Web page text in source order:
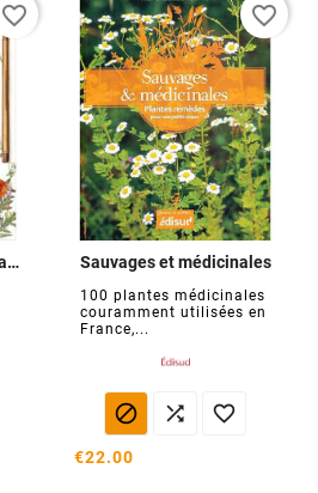
Carnet de Courses et Randonnées
favorite_border
Sauvages et médicinales
100 plantes médicinales
couramment utilisées en
France,...
  
€22.00
favorite_border